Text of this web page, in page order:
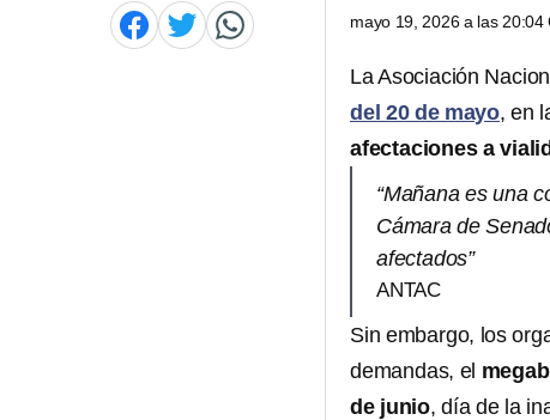
mayo 19, 2026 a las 20:04
La Asociación
del 20 de mayo, en
afectaciones a
“Mañana es una
Cámara de
afectados”
ANTAC
Sin embargo, los
demandas, el
de junio, día de la